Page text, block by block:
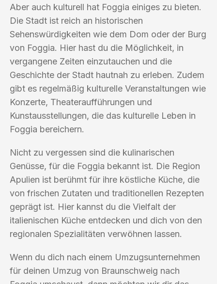
Aber auch kulturell hat Foggia einiges zu bieten.
Die Stadt ist reich an historischen
Sehenswürdigkeiten wie dem Dom oder der Burg
von Foggia. Hier hast du die Möglichkeit, in
vergangene Zeiten einzutauchen und die
Geschichte der Stadt hautnah zu erleben. Zudem
gibt es regelmäßig kulturelle Veranstaltungen wie
Konzerte, Theateraufführungen und
Kunstausstellungen, die das kulturelle Leben in
Foggia bereichern.
Nicht zu vergessen sind die kulinarischen
Genüsse, für die Foggia bekannt ist. Die Region
Apulien ist berühmt für ihre köstliche Küche, die
von frischen Zutaten und traditionellen Rezepten
geprägt ist. Hier kannst du die Vielfalt der
italienischen Küche entdecken und dich von den
regionalen Spezialitäten verwöhnen lassen.
Wenn du dich nach einem Umzugsunternehmen
für deinen Umzug von Braunschweig nach